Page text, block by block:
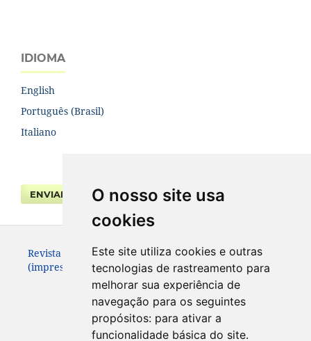
O nosso site usa
cookies
Este site utiliza cookies e outras
tecnologias de rastreamento para
melhorar sua experiência de
navegação para os seguintes
propósitos: para ativar a
funcionalidade básica do site.
IDIOMA
English
Português (Brasil)
Italiano
ENVIAR SUBMISSÃO
Revista da Faculdade de Direito UFPR. ISSN 0104-3315
(impresso – até 2013) e 2236-7284 (eletrônico).